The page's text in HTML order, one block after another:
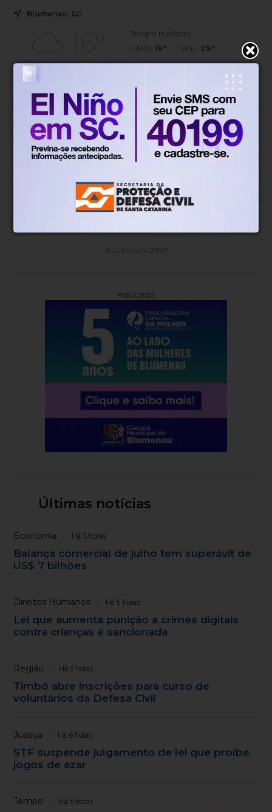
Blumenau, SC
16°
Tempo nublado
Mín. 19° Máx. 29°
Sensação
100%
Umidade
12% (0mm)
06h53 05h51
Pôr do sol
17°
16°
Atualizado às 21h01
PUBLICIDADE
Últimas notícias
Economia Há 3 horas
Balança comercial de julho tem superávit de
US$ 7 bilhões
Direitos Humanos Há 5 horas
Lei que aumenta punição a crimes digitais
contra crianças é sancionada
Região Há 5 horas
Timbó abre inscrições para curso de
voluntários da Defesa Civil
Justiça Há 6 horas
STF suspende julgamento de lei que proíbe
jogos de azar
Tempo Há 6 horas